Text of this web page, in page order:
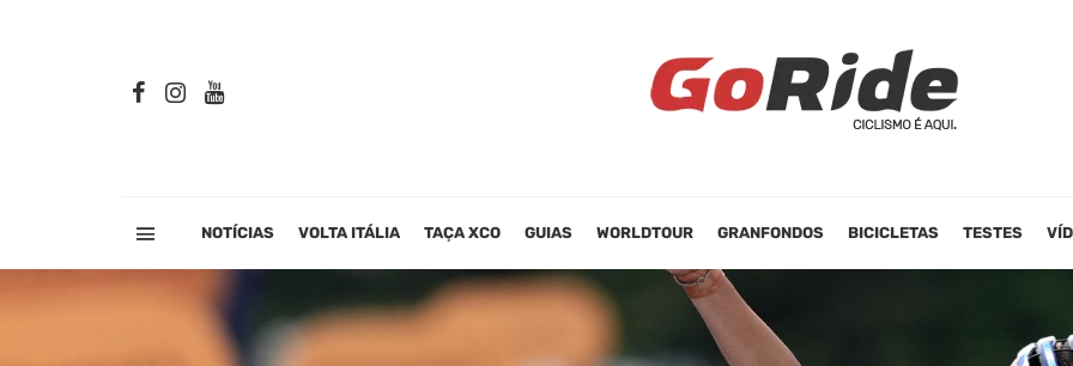
NOTÍCIAS VOLTA ITÁLIA TAÇA XCO GUIAS WORLDTOUR GRANFONDOS BICICLETAS TESTES